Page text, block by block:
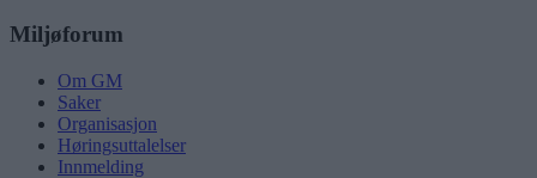
Miljøforum
Om GM
Saker
Organisasjon
Høringsuttalelser
Innmelding